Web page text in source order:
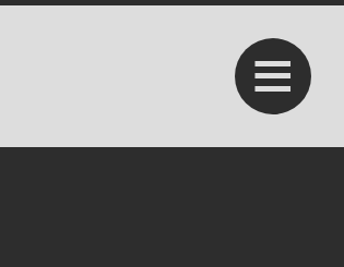
≡